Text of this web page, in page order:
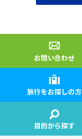
お問い合わせ
旅行をお探しの方
目的から探す